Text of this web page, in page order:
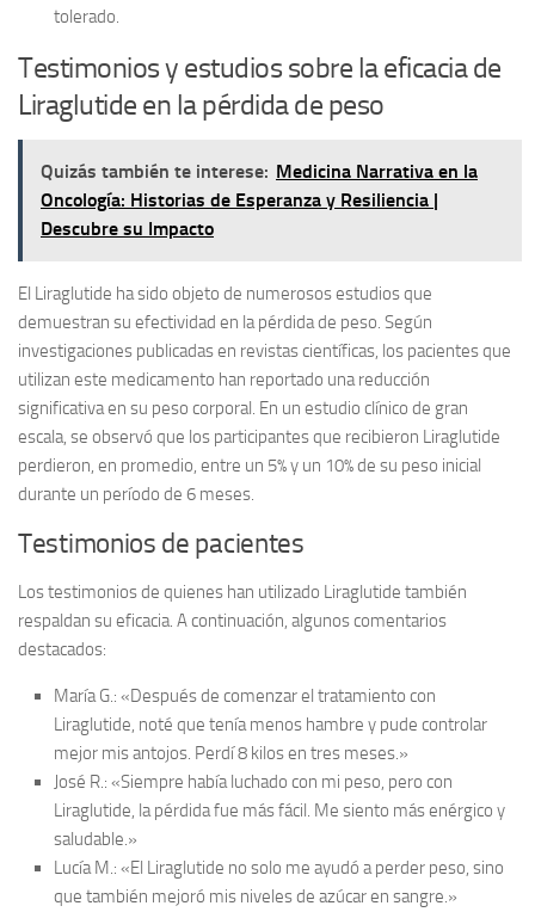
tolerado.
Testimonios y estudios sobre la eficacia de
Liraglutide en la pérdida de peso
Quizás también te interese: Medicina Narrativa en la
Oncología: Historias de Esperanza y Resiliencia |
Descubre su Impacto
El Liraglutide ha sido objeto de numerosos estudios que
demuestran su efectividad en la pérdida de peso. Según
investigaciones publicadas en revistas científicas, los pacientes que
utilizan este medicamento han reportado una reducción
significativa en su peso corporal. En un estudio clínico de gran
escala, se observó que los participantes que recibieron Liraglutide
perdieron, en promedio, entre un 5% y un 10%de su peso inicial
durante un período de 6 meses.
Testimonios de pacientes
Los testimonios de quienes han utilizado Liraglutide también
respaldan su eficacia. A continuación, algunos comentarios
destacados:
María G.: «Después de comenzar el tratamiento con
Liraglutide, noté que tenía menos hambre y pude controlar
mejor mis antojos. Perdí 8 kilos en tres meses.»
José R.: «Siempre había luchado con mi peso, pero con
Liraglutide, la pérdida fue más fácil. Me siento más enérgico y
saludable.»
Lucía M.: «El Liraglutide no solo me ayudó a perder peso, sino
que también mejoró mis niveles de azúcar en sangre.»